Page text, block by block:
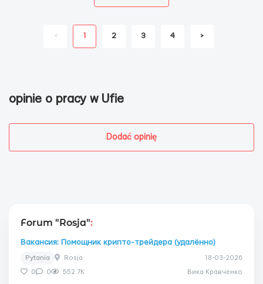
< 1 2 3 4 >
opinie o pracy w Ufie
Dodać opinię
Forum "Rosja":
Вакансия: Помощник крипто-трейдера (удалённо)
Pytania Rosja 18-03-2026
0 0 552.7K Вика Кравченко